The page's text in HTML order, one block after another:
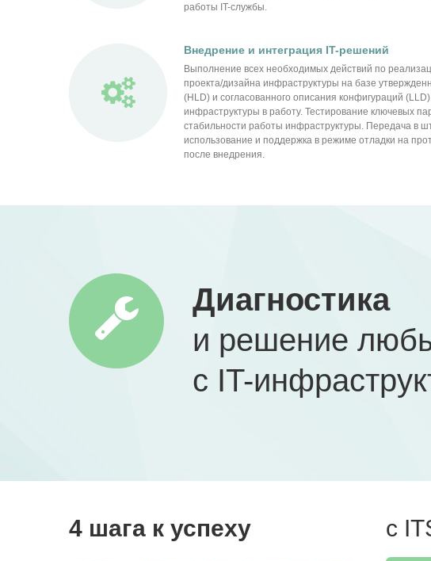
работы IT-службы.
Внедрение и интеграция IT-решений
Выполнение всех необходимых действий по
проекта/дизайна инфраструктуры на базе
(HLD) и согласованного описания конфигураций
инфраструктуры в работу. Тестирование ключевых
стабильности работы инфраструктуры. Передача в
использование и поддержка в режиме отладки на
после внедрения.
Диагностика
и решение
с IT-
4 шага к успеху с